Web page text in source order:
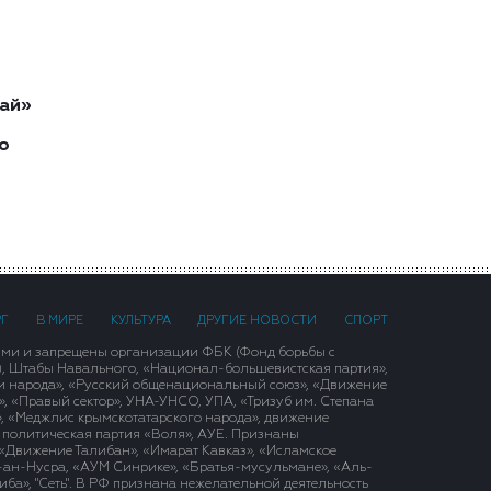
В МИРЕ КУЛЬТУРА ДРУГИЕ НОВОСТИ СПОРТ
и запрещены организации ФБК (Фонд борьбы с
Штабы Навального, «Национал-большевистская партия»,
народа», «Русский общенациональный союз», «Движение
«Правый сектор», УНА-УНСО, УПА, «Тризуб им. Степана
крымскотатарского народа», движение
политическая партия «Воля», АУЕ. Признаны
Талибан», «Имарат Кавказ», «Исламское
Нусра, «АУМ Синрике», «Братья-мусульмане», «Аль-
"Сеть". В РФ признана нежелательной деятельность